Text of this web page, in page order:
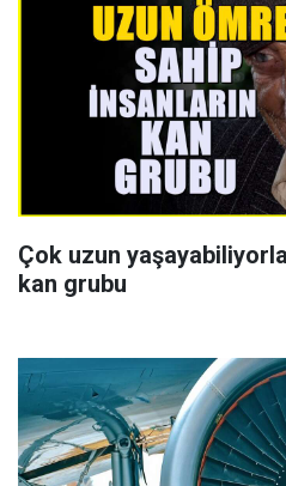
Çok uzun
kan grubu